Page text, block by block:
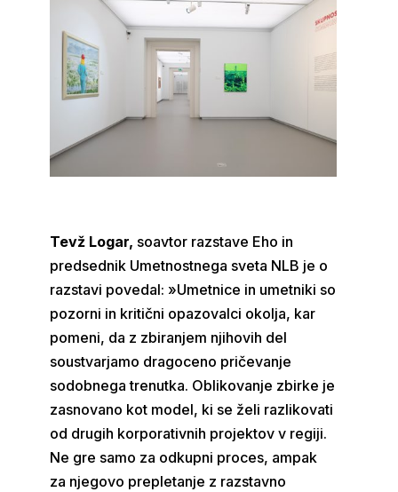
Tevž Logar, soavtor razstave Eho in
predsednik Umetnostnega sveta NLB je o
razstavi povedal: »Umetnice in umetniki so
pozorni in kritični opazovalci okolja, kar
pomeni, da z zbiranjem njihovih del
soustvarjamo dragoceno pričevanje
sodobnega trenutka. Oblikovanje zbirke je
zasnovano kot model, ki se želi razlikovati
od drugih korporativnih projektov v regiji.
Ne gre samo za odkupni proces, ampak
za njegovo prepletanje z razstavno